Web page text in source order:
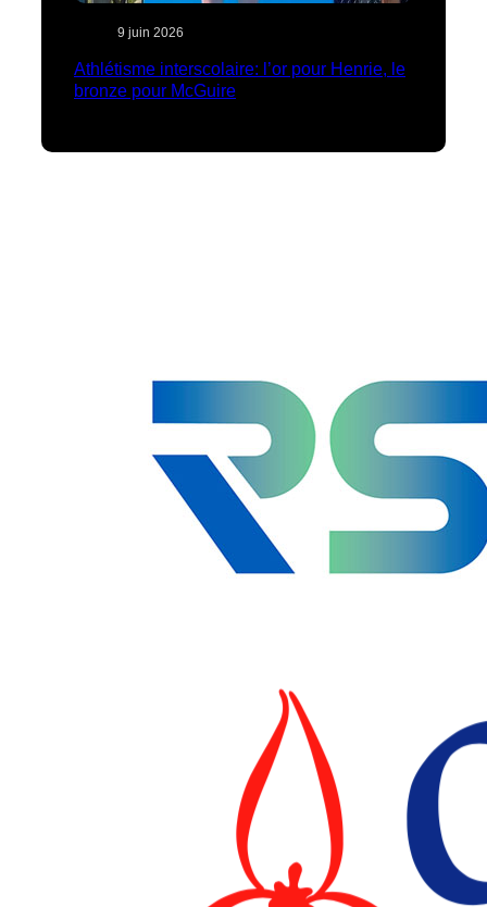
9 juin 2026
Athlétisme interscolaire: l’or pour Henrie, le
bronze pour McGuire